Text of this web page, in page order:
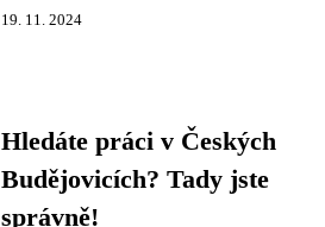
19. 11. 2024
Hledáte práci v Českých
Budějovicích? Tady jste
správně!